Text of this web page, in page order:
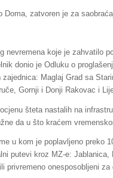
zatvoren je za
nevremena koje je zahvatilo
donio je Odluku o
Maglaj Grad sa
Gornji i Donji Rakovac i
šteta nastalih na
da u što kraćem
u kom je poplavljeno preko
putevi kroz MZ-e: Jablanica,
onesposobljeni za